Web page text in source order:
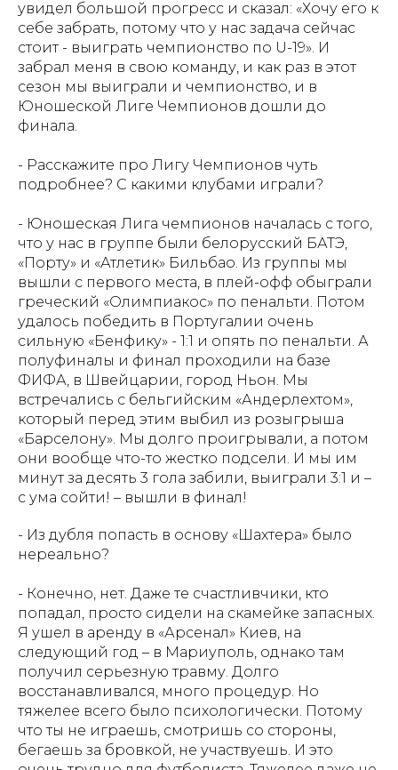
увидел большой прогресс и сказал: «Хочу его к
себе забрать, потому что у нас задача сейчас
стоит - выиграть чемпионство по U-19». И
забрал меня в свою команду, и как раз в этот
сезон мы выиграли и чемпионство, и в
Юношеской Лиге Чемпионов дошли до
финала.
- Расскажите про Лигу Чемпионов чуть
подробнее? С какими клубами играли?
- Юношеская Лига чемпионов началась с того,
что у нас в группе были белорусский БАТЭ,
«Порту» и «Атлетик» Бильбао. Из группы мы
вышли с первого места, в плей-офф обыграли
греческий «Олимпиакос» по пенальти. Потом
удалось победить в Португалии очень
сильную «Бенфику» - 1:1 и опять по пенальти. А
полуфиналы и финал проходили на базе
ФИФА, в Швейцарии, город Ньон. Мы
встречались с бельгийским «Андерлехтом»,
который перед этим выбил из розыгрыша
«Барселону». Мы долго проигрывали, а потом
они вообще что-то жестко подсели. И мы им
минут за десять 3 гола забили, выиграли 3:1 и –
с ума сойти! – вышли в финал!
- Из дубля попасть в основу «Шахтера» было
нереально?
- Конечно, нет. Даже те счастливчики, кто
попадал, просто сидели на скамейке запасных.
Я ушел в аренду в «Арсенал» Киев, на
следующий год – в Мариуполь, однако там
получил серьезную травму. Долго
восстанавливался, много процедур. Но
тяжелее всего было психологически. Потому
что ты не играешь, смотришь со стороны,
бегаешь за бровкой, не участвуешь. И это